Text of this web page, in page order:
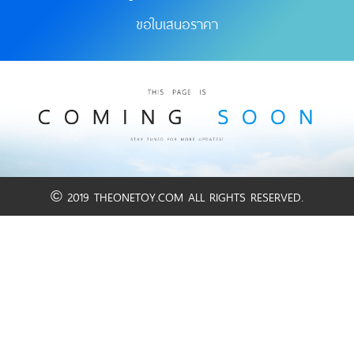
ขอใบเสนอราคา
© 2019 THEONETOY.COM ALL RIGHTS RESERVED.